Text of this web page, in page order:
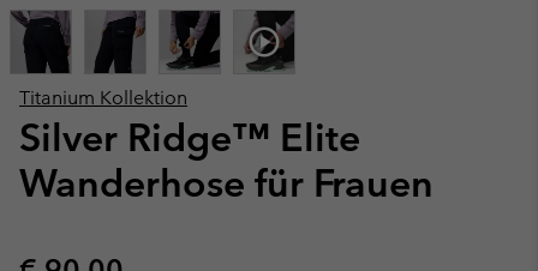
Titanium Kollektion
Silver Ridge™ Elite
Wanderhose für Frauen